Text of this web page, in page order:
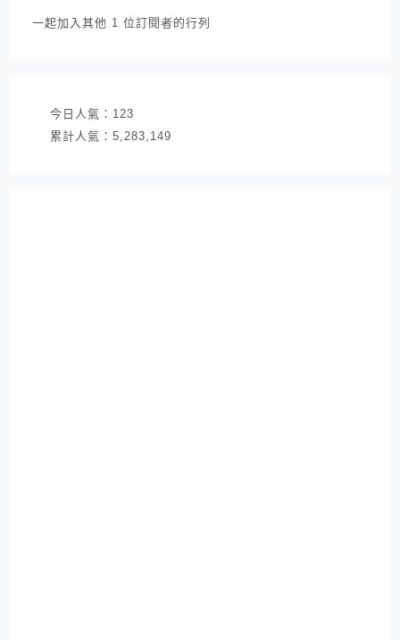
件
一起加入其他 1 位訂閱者的行列
今日人氣： 123
累計人氣： 5,283,149